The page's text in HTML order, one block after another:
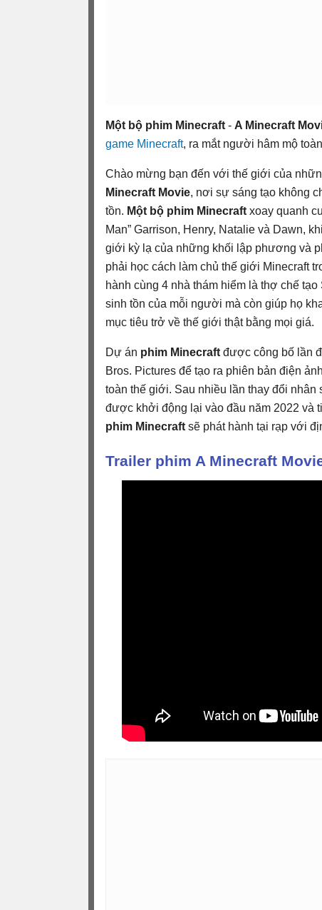
Một bộ phim Minecraft - A Minecraft
game Minecraft, ra mắt người hâm mộ
Chào mừng bạn đến với thế giới của
Minecraft Movie, nơi sự sáng tạo không
tồn. Một bộ phim Minecraft xoay quanh
Man” Garrison, Henry, Natalie và Dawn,
giới kỳ lạ của những khối lập phương và
phải học cách làm chủ thế giới Minecraft
hành cùng 4 nhà thám hiểm là thợ chế
sinh tồn của mỗi người mà còn giúp họ
mục tiêu trở về thế giới thật bằng mọi giá.
Dự án phim Minecraft được công bố lần
Bros. Pictures để tạo ra phiên bản điện
toàn thế giới. Sau nhiều lần thay đổi
được khởi động lại vào đầu năm 2022 và
phim Minecraft sẽ phát hành tại rạp với
Trailer phim A Minecraft